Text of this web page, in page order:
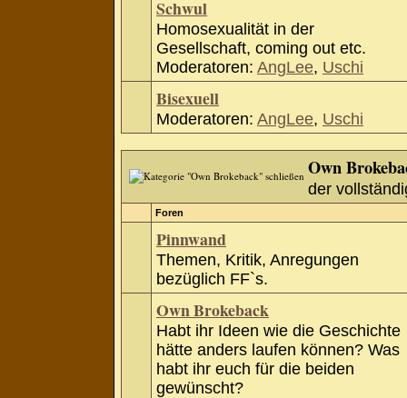
Schwul
Homosexualität in der
Gesellschaft, coming out etc.
Moderatoren: AngLee, Uschi
Bisexuell
Moderatoren: AngLee, Uschi
Own
der
Foren
Pinnwand
Themen, Kritik, Anregungen
bezüglich FF`s.
Own Brokeback
Habt ihr Ideen wie die Geschichte
hätte anders laufen können? Was
habt ihr euch für die beiden
gewünscht?